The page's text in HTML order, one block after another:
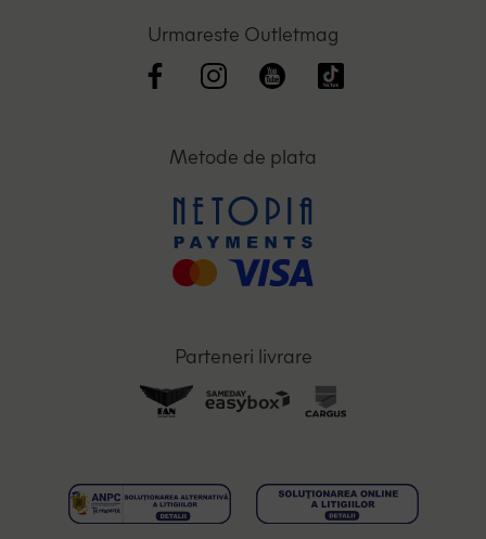
Urmareste Outletmag
Metode de plata
Parteneri livrare